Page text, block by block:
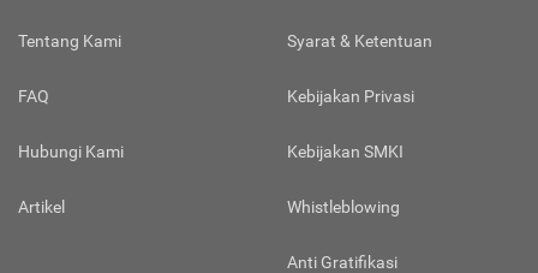
Tentang Kami
FAQ
Hubungi Kami
Artikel
Syarat & Ketentuan
Kebijakan Privasi
Kebijakan SMKI
Whistleblowing
Anti Gratifikasi